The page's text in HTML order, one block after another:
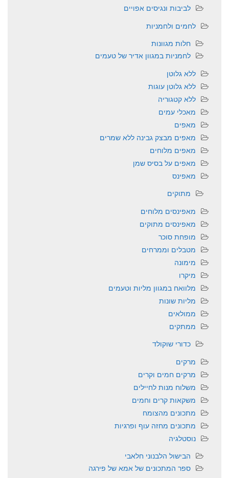
לביבות ונגיסים אפויים
לחמים ולחמניות
חלות מגוונות
לחמניות במגוון אדיר של טעמים
ללא גלוטן
ללא גלוטן עוגות
ללא קטגוריה
מאכלי עמים
מאפים
מאפים מבצק גבינה ללא שמרים
מאפים מלוחים
מאפים על בסיס שמן
מאפינס
מתוקים
מאפינסים מלוחים
מאפינסים מתוקים
מופחת סוכר
מטבלים וממרחים
מימונה
מיקרו
מלוואח במגוון מליות וטעמים
מליות שונות
ממולאים
ממתקים
כדורי שוקולד
מרקים
מרקים חמים וקרים
משלוח מנות לחיילים
משקאות קרים וחמים
מתכונים מהצומח
מתכונים מחזה עוף ופרגיות
נוסטלגיה
הבישול הלבנוני חלאבי
ספר המתכונים של אמא של פירגה